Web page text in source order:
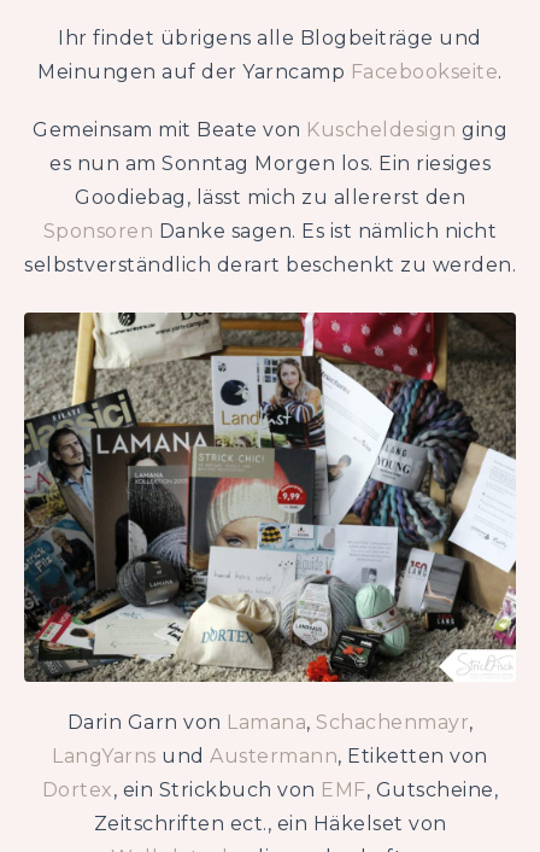
Ihr findet übrigens alle Blogbeiträge und
Meinungen auf der Yarncamp Facebookseite.
Gemeinsam mit Beate von Kuscheldesign ging
es nun am Sonntag Morgen los. Ein riesiges
Goodiebag, lässt mich zu allererst den
Sponsoren Danke sagen. Es ist nämlich nicht
selbstverständlich derart beschenkt zu werden.
Darin Garn von Lamana, Schachenmayr,
LangYarns undAustermann, Etiketten von
Dortex, ein Strickbuch von EMF, Gutscheine,
Zeitschriften ect., ein Häkelset von